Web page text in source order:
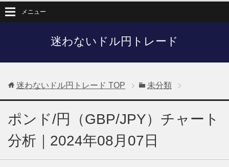
迷わないドル円トレード
メニュー
迷わないドル円トレード TOP 未分類
ポンド/円（GBP/JPY）チャート
分析｜2024年08月07日